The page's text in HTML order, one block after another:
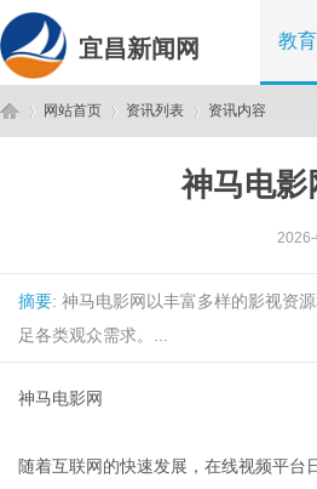
宜昌新闻网 教
网站首页 资讯列表 资讯内容
神马电影
摘要: 神马电影网以丰富多样的影视资
足各类观众需求。...
神马电影网
随着互联网的快速发展，在线视频平台